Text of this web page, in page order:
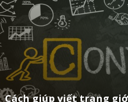
Cách giúp viết trang